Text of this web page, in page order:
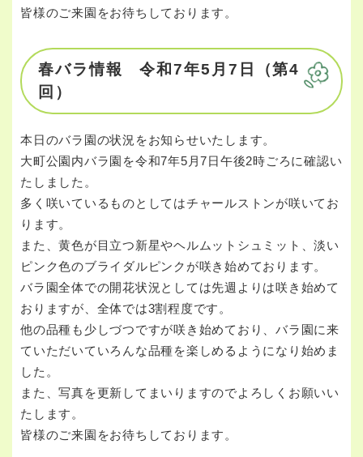
皆様のご来園をお待ちしております。
春バラ情報 令和7年5月7日（第4
回）
本日のバラ園の状況をお知らせいたします。
大町公園内バラ園を令和7年5月7日午後2時ごろに確認い
たしました。
多く咲いているものとしてはチャールストンが咲いてお
ります。
また、黄色が目立つ新星やヘルムットシュミット、淡い
ピンク色のブライダルピンクが咲き始めております。
バラ園全体での開花状況としては先週よりは咲き始めて
おりますが、全体では3割程度です。
他の品種も少しづつですが咲き始めており、バラ園に来
ていただいていろんな品種を楽しめるようになり始めま
した。
また、写真を更新してまいりますのでよろしくお願いい
たします。
皆様のご来園をお待ちしております。